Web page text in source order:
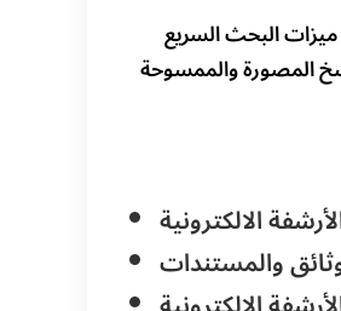
البحث السريع
المصورة والممسوحة